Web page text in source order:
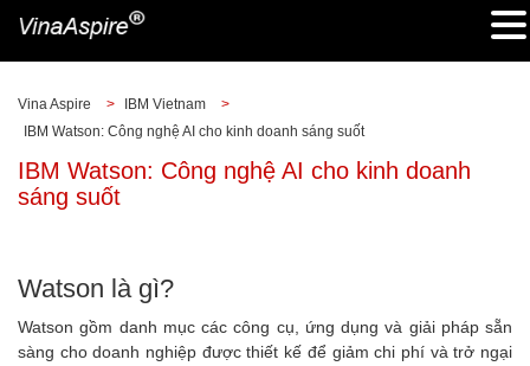
Vina Aspire > IBM Vietnam
>
IBM Watson: Công nghệ AI cho kinh doanh sáng suốt
IBM Watson: Công nghệ AI cho kinh doanh
sáng suốt
Watson là gì?
Watson gồm danh mục các công cụ, ứng dụng và giải pháp sẵn
sàng cho doanh nghiệp được thiết kế để giảm chi phí và trở ngại